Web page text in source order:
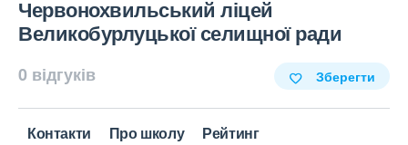
Червонохвильський ліцей
Великобурлуцької селищної ради
0 відгуків Зберегти
Контакти Про школу Рейтинг